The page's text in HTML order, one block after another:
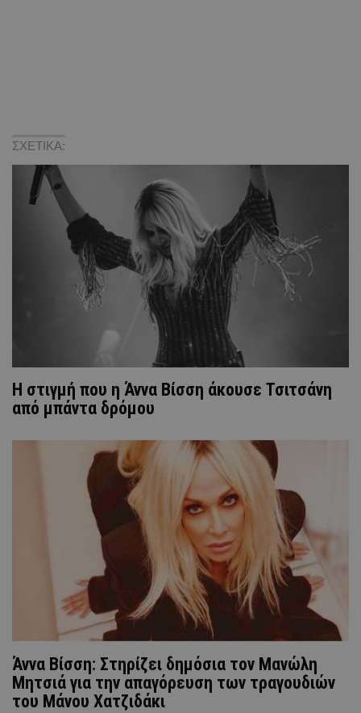
ΣΧΕΤΙΚΑ:
H στιγμή που η Άννα Βίσση άκουσε Τσιτσάνη
από μπάντα δρόμου
Άννα Βίσση: Στηρίζει δημόσια τον Μανώλη
Μητσιά για την απαγόρευση των τραγουδιών
του Μάνου Χατζιδάκι